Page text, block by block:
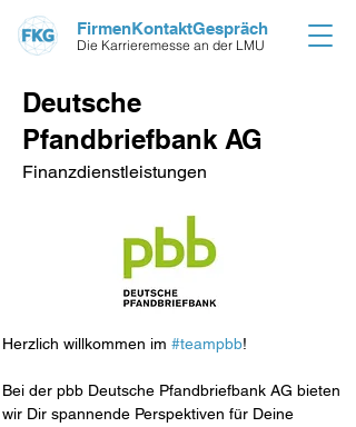
Die Karrieremesse an der LMU
FirmenKontaktGespräch
Deutsche
Pfandbriefbank AG
Finanzdienstleistungen
Herzlich willkommen im #teampbb!
Bei der pbb Deutsche Pfandbriefbank AG bieten
wir Dir spannende Perspektiven für Deine